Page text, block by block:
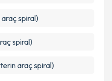
spiral)
spiral)
araç spiral)